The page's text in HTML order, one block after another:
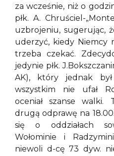
za wcześnie, niż o
płk. A. Chruściel-
uzbrojeniu, sugerując,
uderzyć, kiedy Niemcy
trzeba czekać.
jedynie płk.
AK), który jednak
wszystkim nie ufał
oceniał szanse walki.
drugą odprawę na
się o oddziałach
Wołominie i
niewoli d-cę 73 dyw.